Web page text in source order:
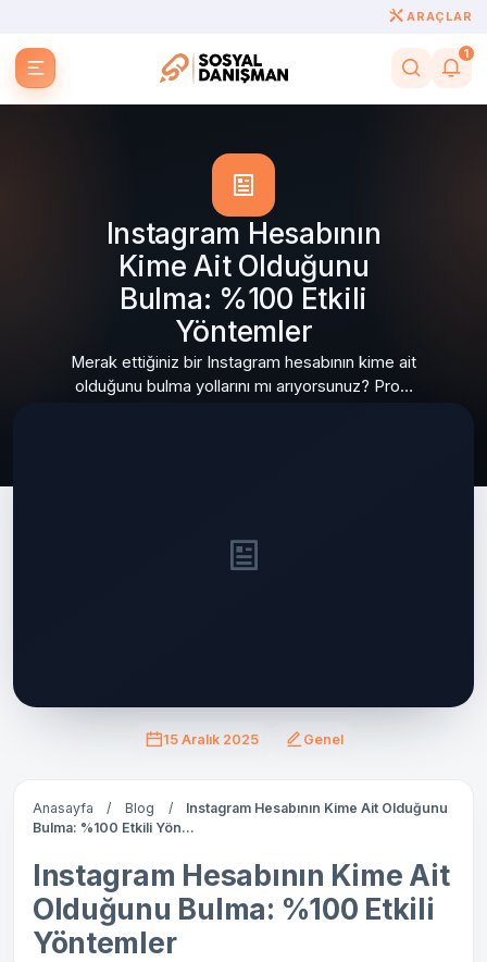
ARAÇLAR
1
Instagram Hesabının
Kime Ait Olduğunu
Bulma: %100 Etkili
Yöntemler
Merak ettiğiniz bir Instagram hesabının kime ait
olduğunu bulma yollarını mı arıyorsunuz? Profil
15 Aralık 2025 Genel
Anasayfa / Blog /
Instagram Hesabının Kime Ait Olduğunu
Bulma: %100 Etkili Yön...
Instagram Hesabının Kime Ait
Olduğunu Bulma: %100 Etkili
Yöntemler